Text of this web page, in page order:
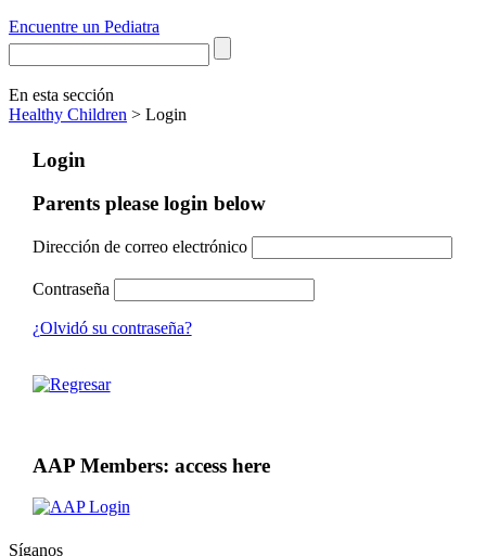
Encuentre un Pediatra
En esta sección
Healthy Children > Login
Login
Parents please login below
Dirección de correo electrónico
Contraseña
¿Olvidó su contraseña?
AAP Members: access here
Síganos